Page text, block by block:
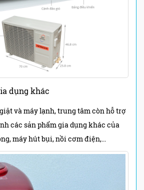
dụng khác
và máy lạnh, trung tâm còn hỗ trợ
các sản phẩm gia dụng khác của
máy hút bụi, nồi cơm điện,...